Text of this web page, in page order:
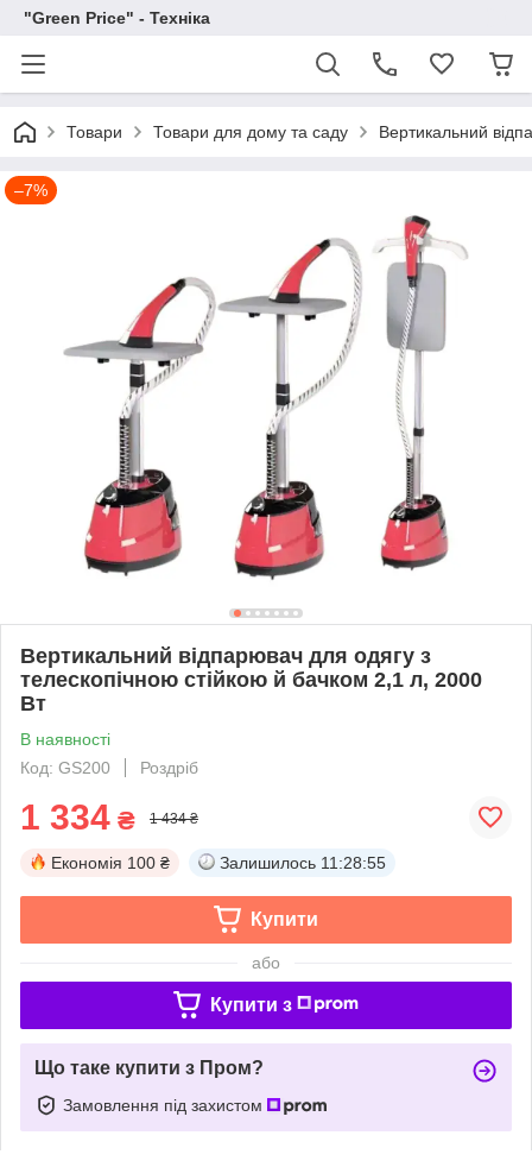
"Green Price" - Техніка
Товари Товари для дому та саду Вертикальний
–7%
Вертикальний відпарювач для одягу з
телескопічною стійкою й бачком 2,1 л, 2000
Вт
В наявності
Код: GS200
Роздріб
1 334 ₴ 1 434 ₴
Економія 100 ₴ Залишилось 11:28:54
Купити
або
Купити з
Що таке купити з Пром?
Замовлення під захистом